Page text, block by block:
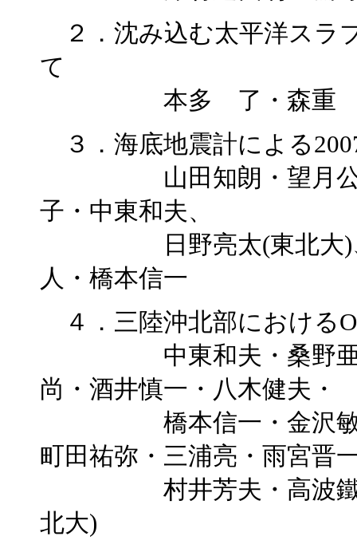
２．沈み込む太平洋スラ
て
本多 了・森重 学
３．海底地震計による
山田知朗・望月公廣
子・中東和夫、
日野亮太(東北大)、植
人・橋本信一
４．三陸沖北部における
中東和夫・桑野亜佐
尚・酒井慎一・八木健夫・
橋本信一・金沢敏彦
町田祐弥・三浦亮・雨宮晋
村井芳夫・高波鐵夫(
北大)